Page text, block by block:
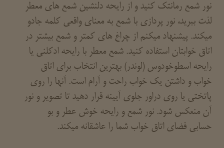
نور شمع رمانتک کنید و از رایحه دلنشین شمع های معطر
لذت ببرید، نور پردازی با شمع به معنای واقعی کلمه جادو
میکند. پیشنهاد میکنم از چراغ های کمتر و شمع بیشتر در
اتاق خوابتان استفاده کنید. شمع معطر با رایحه ادکلنی یا
رایحه اسطوخودوس (لوندر) بهترین انتخاب برای اتاق
خواب و داشتن یک خواب راحت و آرام است. آنها را روی
پاتختی یا روی دراور جلوی آیینه قرار دهید تا تصویر و نور
آن منعکس شود. نور شمع و رایحه خوش عطر و بو
حسابی فضای اتاق خواب شما را عاشقانه میکند.